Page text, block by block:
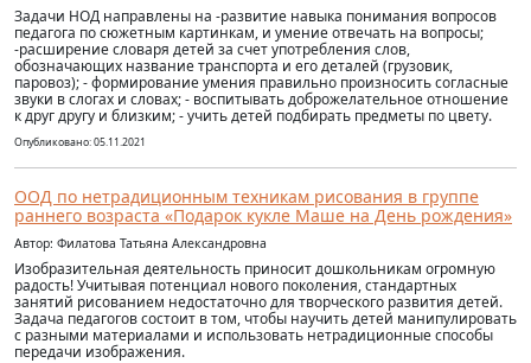
Задачи НОД направлены на -развитие навыка понимания вопросов
педагога по сюжетным картинкам, и умение отвечать на вопросы;
-расширение словаря детей за счет употребления слов,
обозначающих название транспорта и его деталей (грузовик,
паровоз); - формирование умения правильно произносить согласные
звуки в слогах и словах; - воспитывать доброжелательное отношение
к друг другу и близким; - учить детей подбирать предметы по цвету.
Опубликовано: 05.11.2021
ООД по нетрадиционным техникам рисования в группе
раннего возраста «Подарок кукле Маше на День рождения»
Автор: Филатова Татьяна Александровна
Изобразительная деятельность приносит дошкольникам огромную
радость! Учитывая потенциал нового поколения, стандартных
занятий рисованием недостаточно для творческого развития детей.
Задача педагогов состоит в том, чтобы научить детей манипулировать
с разными материалами и использовать нетрадиционные способы
передачи изображения.